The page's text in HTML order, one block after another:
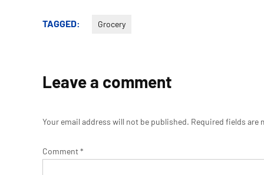
TAGGED: Grocery
Leave a comment
Your email address will not be published. Required fields are
Comment*